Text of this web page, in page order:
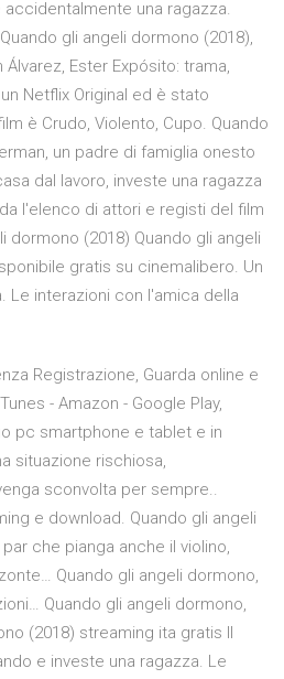
una ragazza.
gli angeli dormono (2018),
Ester Expósito: trama,
Netflix Original ed è stato
è Crudo, Violento, Cupo. Quando
un padre di famiglia onesto
dal lavoro, investe una ragazza
l'elenco di attori e registi del film
dormono (2018) Quando gli angeli
gratis su cinemalibero. Un
Le interazioni con l'amica della
Registrazione, Guarda online e
- Amazon - Google Play,
pc smartphone e tablet e in
situazione rischiosa,
sconvolta per sempre..
e download. Quando gli angeli
che pianga anche il violino,
Quando gli angeli dormono,
Quando gli angeli dormono,
(2018) streaming ita gratis Il
e investe una ragazza. Le